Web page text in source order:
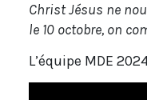
Christ Jésus ne
le 10 octobre, on
L’équipe MDE